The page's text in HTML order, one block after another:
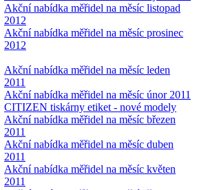
Akční nabídka měřidel na měsíc listopad
2012
Akční nabídka měřidel na měsíc prosinec
2012
Akční nabídka měřidel na měsíc leden
2011
Akční nabídka měřidel na měsíc únor 2011
CITIZEN tiskárny etiket - nové modely
Akční nabídka měřidel na měsíc březen
2011
Akční nabídka měřidel na měsíc duben
2011
Akční nabídka měřidel na měsíc květen
2011